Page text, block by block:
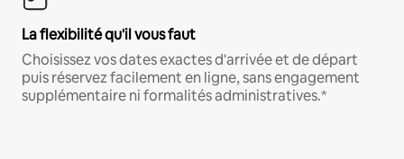
La flexibilité qu'il vous faut
Choisissez vos dates exactes d'arrivée et de départ
puis réservez facilement en ligne, sans engagement
supplémentaire ni formalités administratives.*